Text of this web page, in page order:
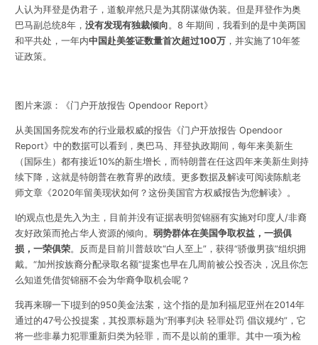
人认为拜登是伪君子，道貌岸然只是为其阴谋做伪装。但是拜登作为奥
巴马副总统8年， 没有发现有独裁倾向 。8 年期间，我看到的是中美两国
和平共处，一年内中国赴美签证数量首次超过100万，并实施了10年签
证政策。
图片来源：《门户开放报告 Opendoor Report》
从美国国务院发布的行业最权威的报告《门户开放报告 Opendoor
Report》中的数据可以看到，奥巴马、拜登执政期间，每年来美新生
（国际生）都有接近10%的新生增长，而特朗普在任这四年来美新生则持
续下降，这就是特朗普在教育界的政绩。更多数据及解读可阅读陈航老
师文章《2020年留美现状如何？这份美国官方权威报告为您解读》。
I的观点也是先入为主，目前并没有证据表明贺锦丽有实施对印度人/非裔
友好政策而抢占华人资源的倾向。 弱势群体在美国争取权益，一损俱
损，一荣俱荣。反而是目前川普鼓吹“白人至上”，获得“骄傲男孩”组织拥
戴。“加州按族裔分配录取名额”提案也早在几周前被公投否决，况且你怎
么知道凭借贺锦丽不会为华裔争取机会呢？
我再来聊一下I提到的950美金法案，这个指的是加利福尼亚州在2014年
通过的47号公投提案，其投票标题为“刑事判决 轻罪处罚 倡议规约”，它
将一些非暴力犯罪重新归类为轻罪，而不是以前的重罪。其中一项为检